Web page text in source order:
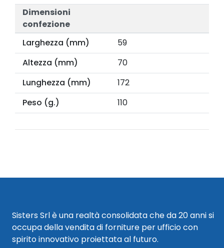
Dimensioni
confezione
Larghezza (mm)
59
Altezza (mm)
70
Lunghezza (mm)
172
Peso (g.)
110
Sisters Srl è una realtà consolidata che da 20 anni si
occupa della vendita di forniture per ufficio con
spirito innovativo proiettata al futuro.